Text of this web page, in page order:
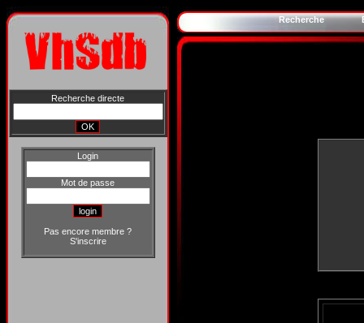
Recherche directe
Login
Mot de passe
Pas encore membre ?
S'inscrire
Recherche